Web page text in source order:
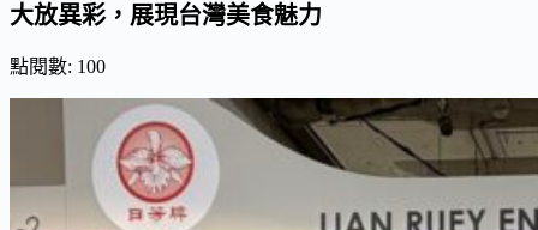
大放異彩，展現台灣美食魅力
點閱數: 100